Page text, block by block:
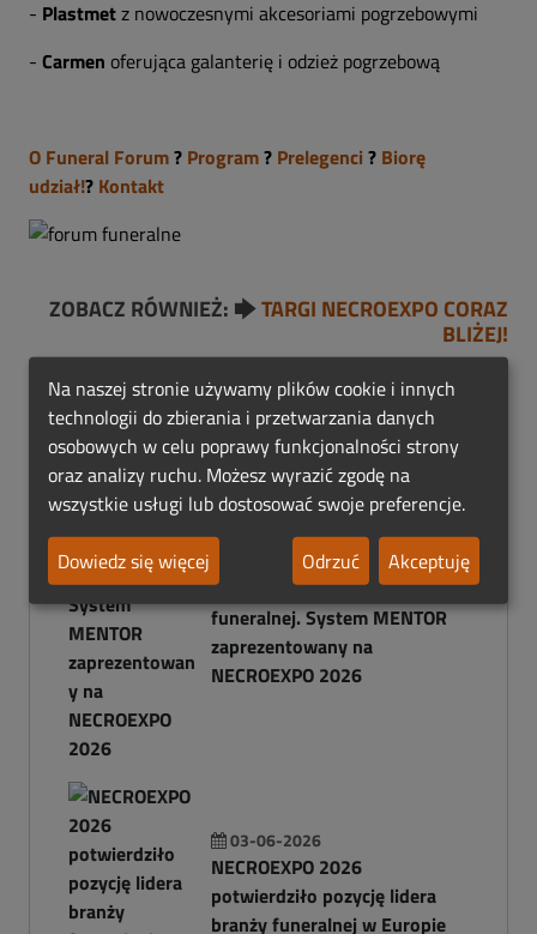
- Plastmetz nowoczesnymi akcesoriami pogrzebowymi
- Carmen oferująca galanterię i odzież pogrzebową
O Funeral Forum? Program? Prelegenci ? Biorę
udział!? Kontakt
ZOBACZ RÓWNIEŻ: 🡆TARGI NECROEXPO CORAZ
BLIŻEJ!
Najnowsze aktualności
03-06-2026
Cyfrowa przyszłość branży
funeralnej. System MENTOR
zaprezentowany na
NECROEXPO 2026
03-06-2026
NECROEXPO 2026
potwierdziło pozycję lidera
branży funeralnej w Europie
Na naszej stronie używamy plików cookie i innych
technologii do zbierania i przetwarzania danych
osobowych w celu poprawy funkcjonalności strony
oraz analizy ruchu. Możesz wyrazić zgodę na
wszystkie usługi lub dostosować swoje preferencje.
Dowiedz się więcej
Odrzuć Akceptuję